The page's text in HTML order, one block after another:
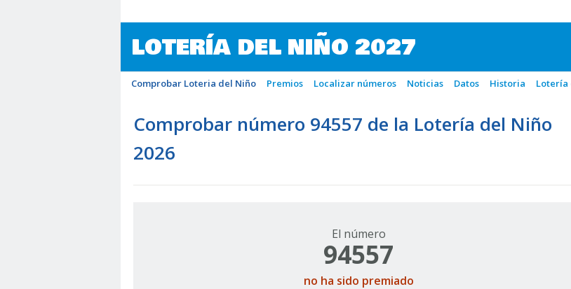
LOTERÍA DEL NIÑO 2027
Comprobar Loteria del Niño Premios Localizar números Noticias Datos Historia Lotería
Comprobar número 94557 de la Lotería del Niño
2026
El número
94557
no ha sido premiado